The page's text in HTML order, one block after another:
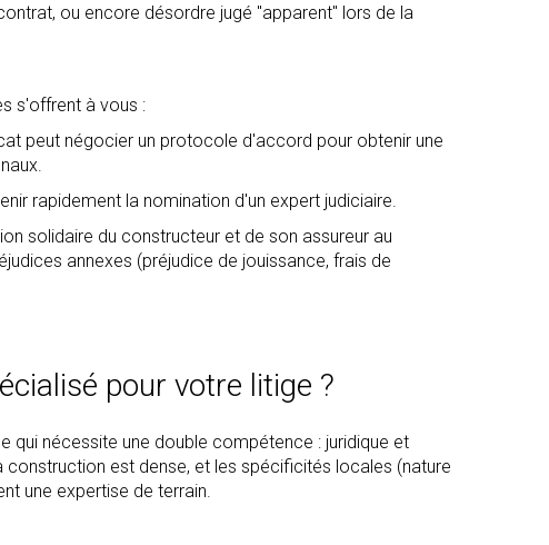
ou encore désordre jugé "apparent" lors de la
s'offrent à vous :
peut négocier un protocole d'accord pour obtenir une
rapidement la nomination d'un expert judiciaire.
solidaire du constructeur et de son assureur au
annexes (préjudice de jouissance, frais de
pour votre litige ?
qui nécessite une double compétence : juridique et
est dense, et les spécificités locales (nature
une expertise de terrain.